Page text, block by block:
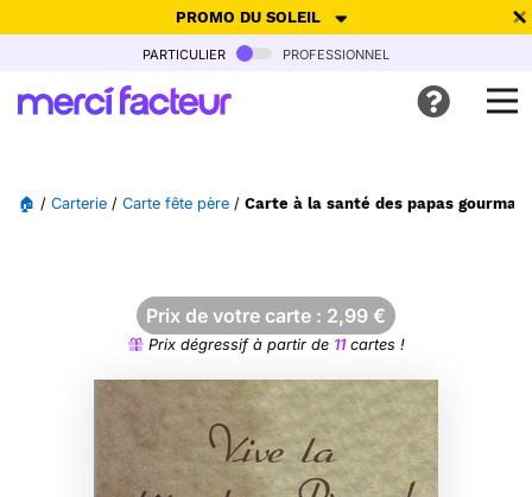
PROMO DU SOLEIL
-30% de réduction avec le code SUMMER26pour envoyer des
Ne plus afficher
particulier professionnel
🏠 / Carterie / Carte fête père / Carte à la santé des papas
Prix de votre carte : 2,99 €
Prix dégressif à partir de 11cartes !